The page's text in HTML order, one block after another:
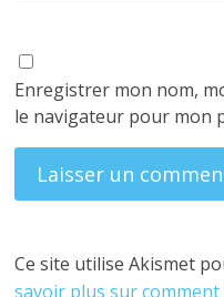
Enregistrer mon nom,
le navigateur pour mon
Ce site utilise Akismet
savoir plus sur comment